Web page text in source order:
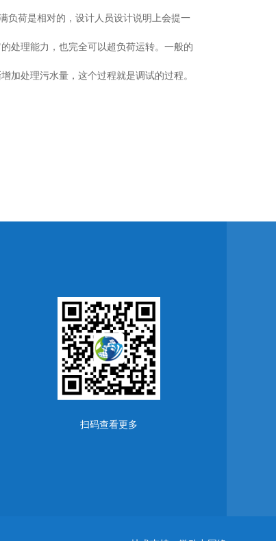
荷是相对的，设计人员设计说明上会提一
处理能力，也完全可以超负荷运转。一般的
加处理污水量，这个过程就是调试的过程。
扫码查看更多